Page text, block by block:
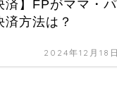
済】FPがママ・パ
方法は？
2024年12月18